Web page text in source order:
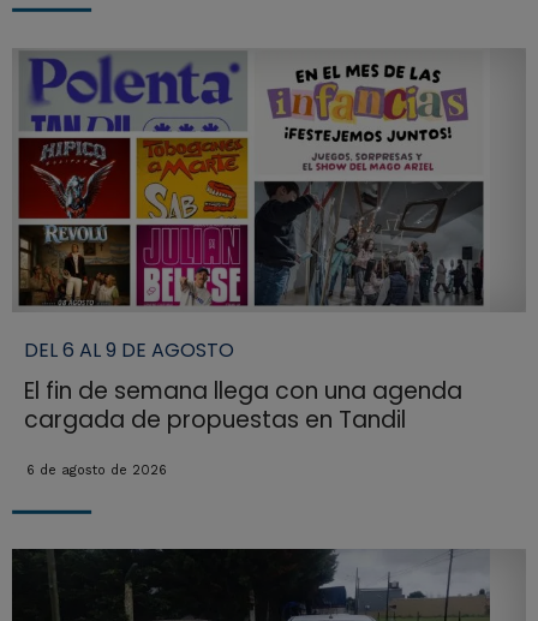
DEL 6 AL 9 DE AGOSTO
El fin de semana llega con una agenda
cargada de propuestas en Tandil
6 de agosto de 2026